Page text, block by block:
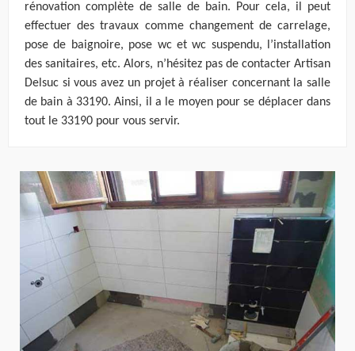
rénovation complète de salle de bain. Pour cela, il peut
effectuer des travaux comme changement de carrelage,
pose de baignoire, pose wc et wc suspendu, l’installation
des sanitaires, etc. Alors, n’hésitez pas de contacter Artisan
Delsuc si vous avez un projet à réaliser concernant la salle
de bain à 33190. Ainsi, il a le moyen pour se déplacer dans
tout le 33190 pour vous servir.